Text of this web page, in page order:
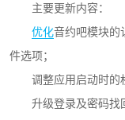
主要更新内容：
优化音约吧模块的
件选项；
调整应用启动时的
升级登录及密码找